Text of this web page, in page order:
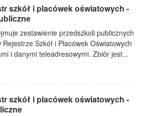
szkół i placówek oświatowych -
zestawienie przedszkoli publicznych
Szkół i Placówek Oświatowych
i danymi teleadresowymi. Zbiór jest...
szkół i placówek oświatowych -